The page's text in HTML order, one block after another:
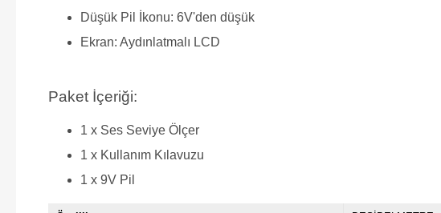
Düşük Pil İkonu: 6V'den düşük
Ekran: Aydınlatmalı LCD
Paket İçeriği:
1 x Ses Seviye Ölçer
1 x Kullanım Kılavuzu
1 x 9V Pil